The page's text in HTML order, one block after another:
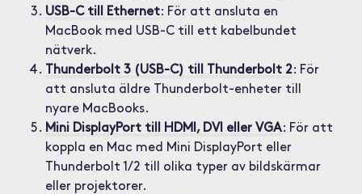
USB-C till Ethernet: För att ansluta en
MacBook med USB-C till ett kabelbundet
nätverk.
Thunderbolt 3 (USB-C) till Thunderbolt 2: För
att ansluta äldre Thunderbolt-enheter till
nyare MacBooks.
Mini DisplayPort till HDMI, DVI eller VGA: För att
koppla en Mac med Mini DisplayPort eller
Thunderbolt 1/2 till olika typer av bildskärmar
eller projektorer.